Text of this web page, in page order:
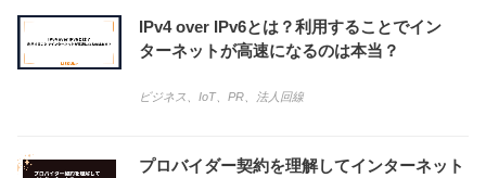
IPv4 over IPv6とは？利用することでイン
ターネットが高速になるのは本当？
ビジネス IoT、 PR 法人回線
プロバイダー契約を理解してインターネット